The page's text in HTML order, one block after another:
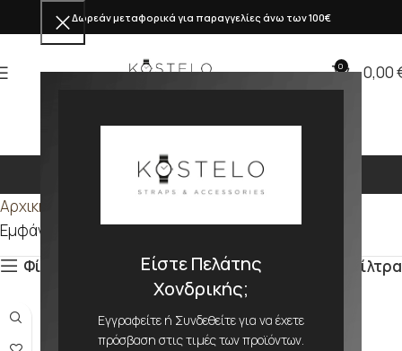
Είστε Πελάτης
Χονδρικής;
Εγγραφείτε ή Συνδεθείτε για να έχετε
πρόσβαση στις τιμές των προϊόντων.
Δωρεάν μεταφορικά για παραγγελίες άνω των 100€
0 0,00
353mm
Αρχική σελίδα
Εμφάνιση του μοναδικού αποτελέσματος
Φίλτρα
Φίλτρα